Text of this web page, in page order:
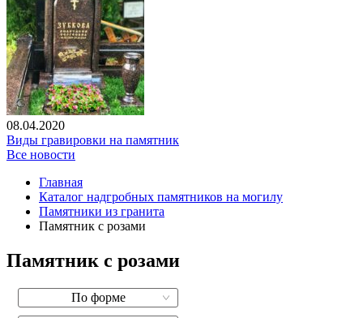
08.04.2020
Виды гравировки на памятник
Все новости
Главная
Каталог надгробных памятников на могилу
Памятники из гранита
Памятник с розами
Памятник с розами
По форме